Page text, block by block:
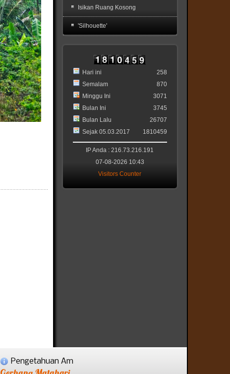
Isikan Ruang Kosong
'Silhouette'
Hari ini
Semalam
Minggu Ini
Bulan Ini
Bulan Lalu
Sejak 05.03.2017
258
870
3071
3745
26707
1810459
IP Anda : 216.73.216.191
07-08-2026 10:43
Visitors Counter
Pengetahuan Am